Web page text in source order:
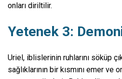
onları diriltilir.
Yetenek 3:
Uriel, iblislerinin ruhlarını söküp
sağlıklarının bir kısmını emer ve